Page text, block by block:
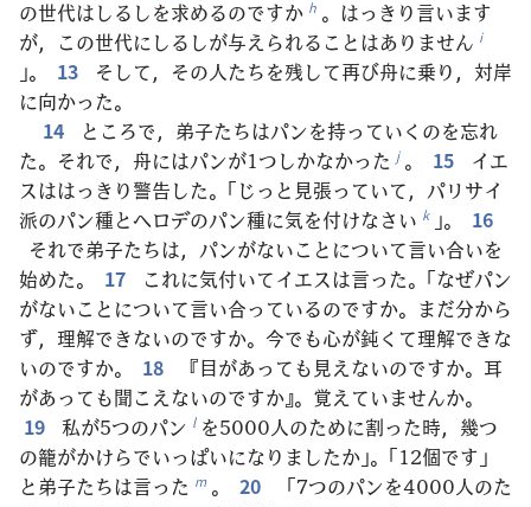
の世代はしるしを求めるのですか h 。はっきり言います
が，この世代にしるしが与えられることはありません i
」。 13
そして，その人たちを残して再び舟に乗り，対岸
に向かった。
14
ところで，弟子たちはパンを持っていくのを忘れ
た。それで，舟にはパンが1つしかなかった j 。 15
イエ
スははっきり警告した。「じっと見張っていて，パリサイ
派のパン種とヘロデのパン種に気を付けなさい k 」。
16
それで弟子たちは，パンがないことについて言い合いを
始めた。
17
これに気付いてイエスは言った。「なぜパン
がないことについて言い合っているのですか。まだ分から
ず，理解できないのですか。今でも心が鈍くて理解できな
いのですか。
18
『目があっても見えないのですか。耳
があっても聞こえないのですか』。覚えていませんか。
19
私が5つのパン l を5000人のために割った時，幾つ
の籠がかけらでいっぱいになりましたか」。「12個です」
と弟子たちは言った m 。 20
「7つのパンを4000人のた